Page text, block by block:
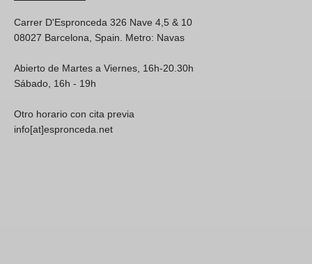
Carrer D'Espronceda 326 Nave 4,5 & 10
08027 Barcelona, Spain. Metro: Navas
Abierto de Martes a Viernes, 16h-20.30h
Sábado, 16h - 19h
Otro horario con cita previa
info[at]espronceda.net